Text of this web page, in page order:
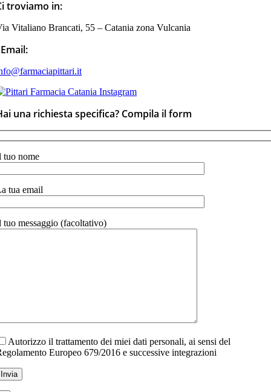
troviamo in:
Vitaliano Brancati, 55 – Catania zona Vulcania
una richiesta specifica? Compila il form
tuo nome
tua email
tuo messaggio (facoltativo)
Autorizzo il trattamento dei miei dati personali, ai sensi del
Europeo 679/2016 e successive integrazioni